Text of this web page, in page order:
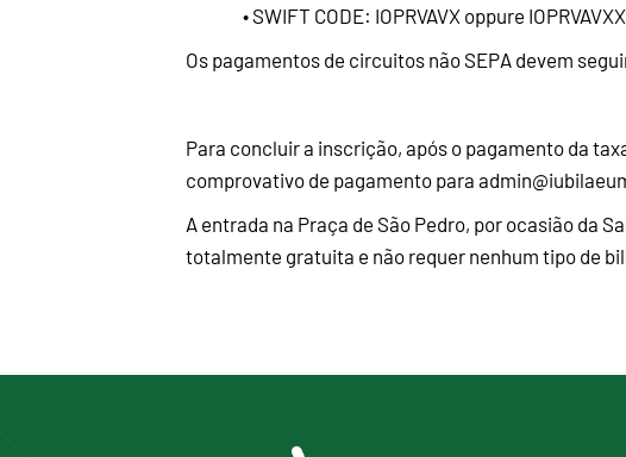
• SWIFT CODE: IOPRVAVX oppure
Os pagamentos de circuitos não SEPA devem
Para concluir a inscrição, após o pagamento da
comprovativo de pagamento para
A entrada na Praça de São Pedro, por ocasião da
totalmente gratuita e não requer nenhum tipo de